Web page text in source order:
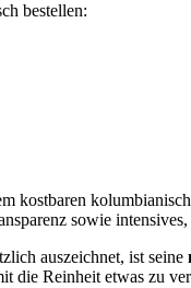
bestellen:
kostbaren
sowie
auszeichnet, ist seine
die Reinheit etwas zu